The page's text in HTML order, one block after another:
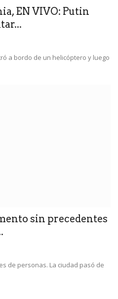
EN VIVO: Putin
a bordo de un helicóptero y luego
sin precedentes
de personas. La ciudad pasó de